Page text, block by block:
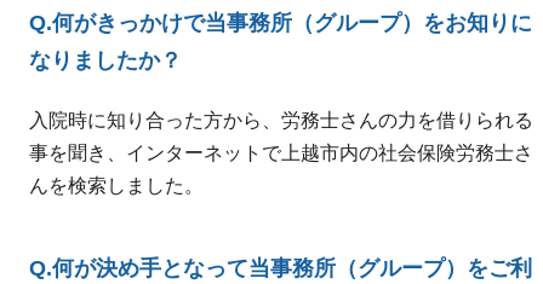
Q.何がきっかけで当事務所（グループ）をお知りに
なりましたか？
入院時に知り合った方から、労務士さんの力を借りられる
事を聞き、インターネットで上越市内の社会保険労務士さ
んを検索しました。
Q.何が決め手となって当事務所（グループ）をご利